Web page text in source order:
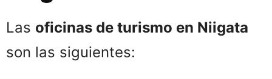
Las oficinas de turismo en Niigata
son las siguientes: